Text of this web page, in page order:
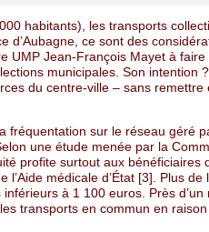
habitants), les transports
d’Aubagne, ce sont des
UMP Jean-François Mayet à faire
municipales. Son intention
du centre-ville – sans remettre
fréquentation sur le réseau géré
une étude menée par la
profite surtout aux bénéficiaires
médicale d’État [3]. Plus de
à 1 100 euros. Près d’un
transports en commun en